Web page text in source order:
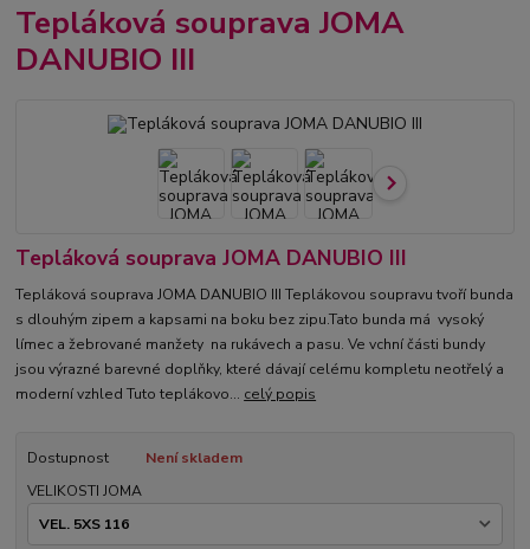
Tepláková souprava JOMA
DANUBIO III
Tepláková souprava JOMA DANUBIO III
Tepláková souprava JOMA DANUBIO III Teplákovou soupravu tvoří bunda
s dlouhým zipem a kapsami na boku bez zipu.Tato bunda má vysoký
límec a žebrované manžety na rukávech a pasu. Ve vchní části bundy
jsou výrazné barevné doplňky, které dávají celému kompletu neotřelý a
moderní vzhled Tuto teplákovo... celý popis
Dostupnost
Není skladem
VELIKOSTI JOMA